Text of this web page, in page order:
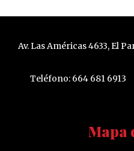
Av. Las Américas 4633, El
Teléfono: 664 681 6913
Mapa